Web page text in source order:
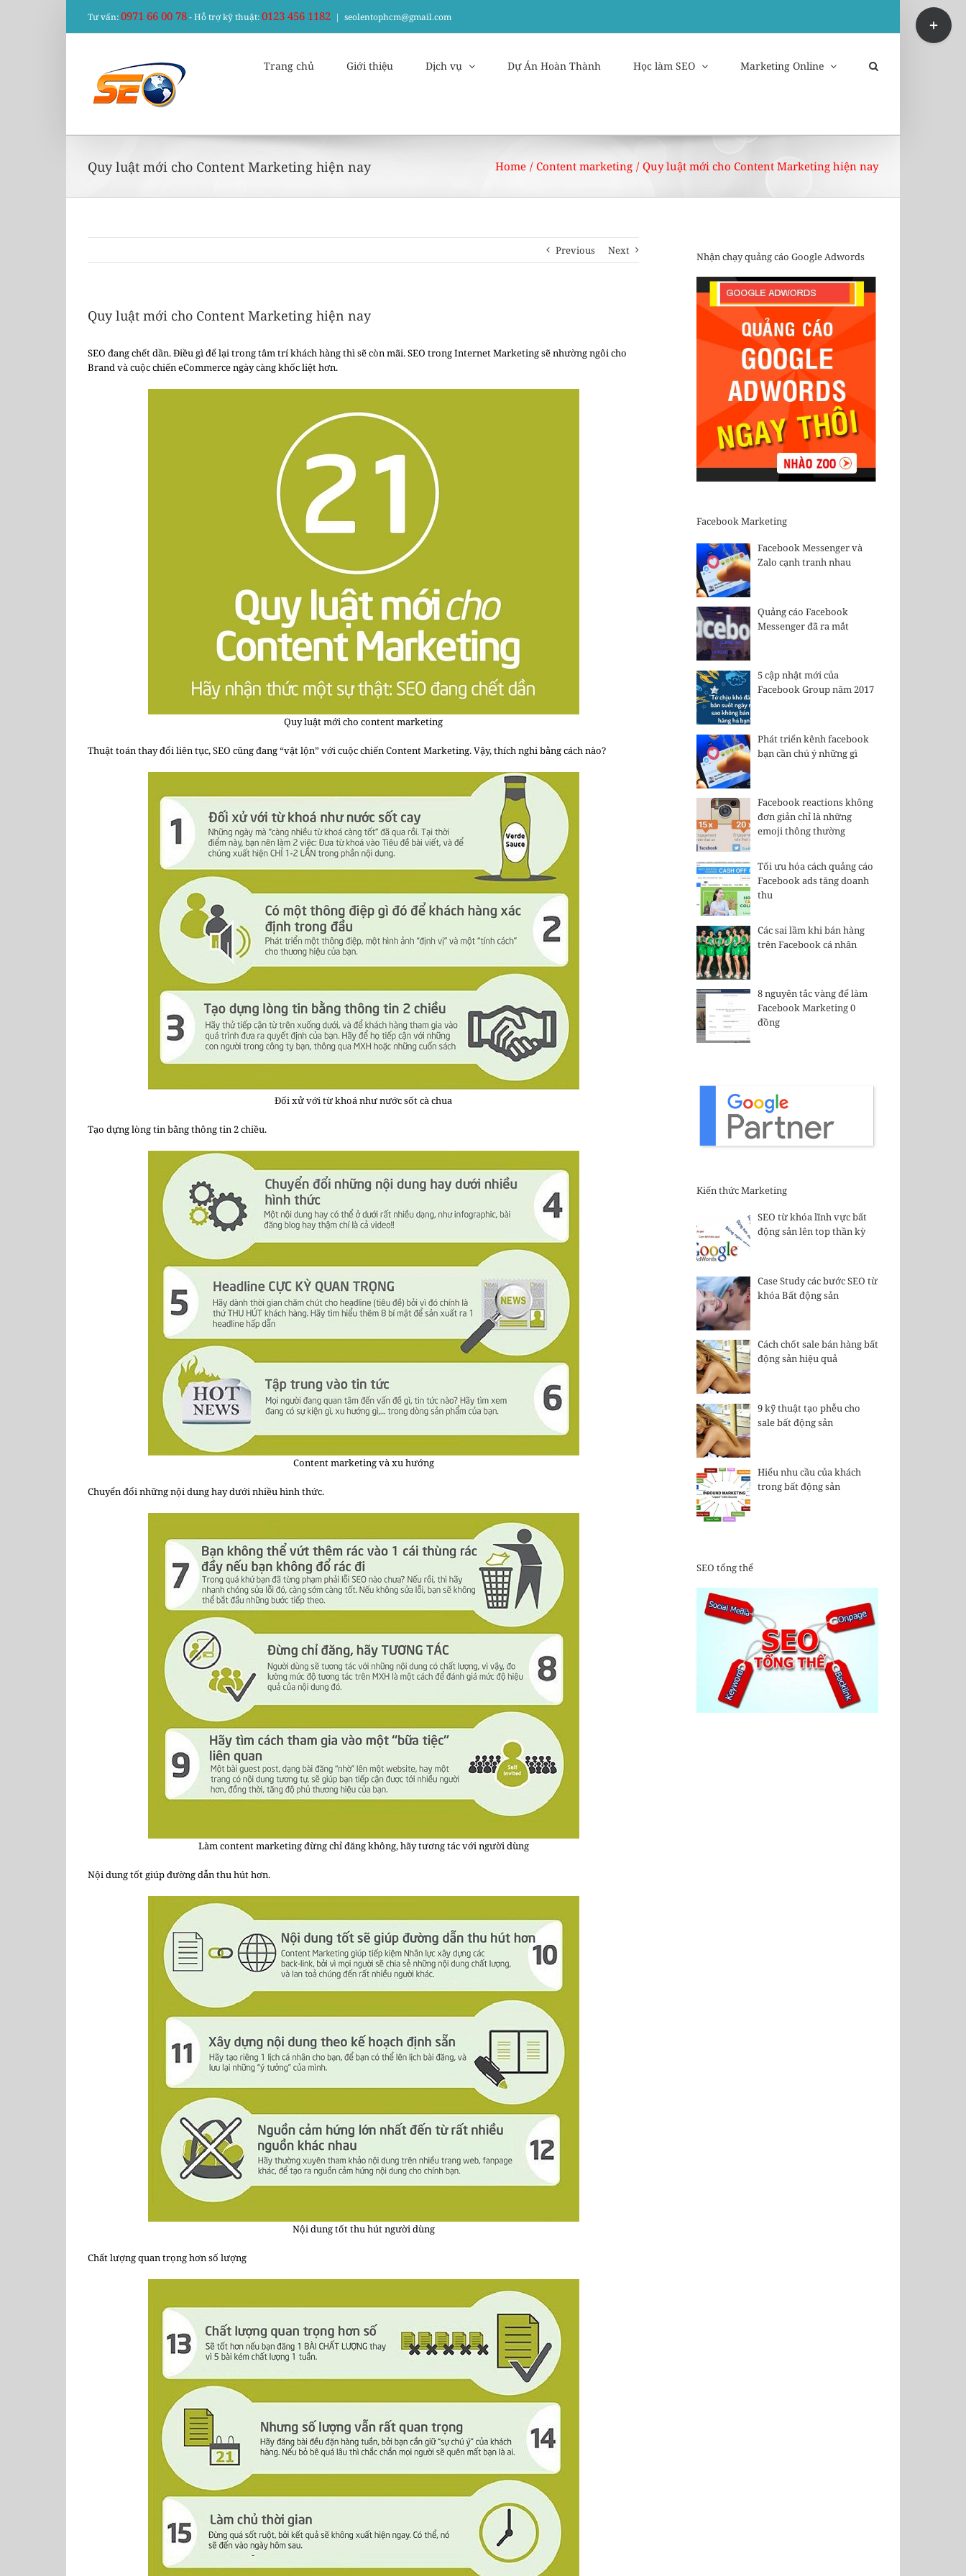
Tư vấn:0971 66 00 78- Hỗ trợ kỹ thuật:0123 456 1182 | seolentophcm@gmail.com
Trang chủ Giới thiệu Dịch vụ Dự Án Hoàn Thành Học làm SEO Marketing Online
Quy luật mới cho Content Marketing hiện nay Home / Content marketing / Quy luật mới cho Content Marketing hiện nay
Previous Next
Quy luật mới cho Content Marketing hiện nay
SEO đang chết dần. Điều gì để lại trong tâm trí khách hàng thì sẽ còn mãi. SEO trong Internet Marketing sẽ nhường ngôi cho
Brand và cuộc chiến eCommerce ngày càng khốc liệt hơn.
Quy luật mới cho content marketing
Thuật toán thay đổi liên tục, SEO cũng đang “vật lộn” với cuộc chiến Content Marketing. Vậy, thích nghi bằng cách nào?
Đối xử với từ khoá như nước sốt cà chua
Tạo dựng lòng tin bằng thông tin 2 chiều.
Content marketing và xu hướng
Chuyển đổi những nội dung hay dưới nhiều hình thức.
Làm content marketing đừng chỉ đăng không, hãy tương tác với người dùng
Nội dung tốt giúp đường dẫn thu hút hơn.
Nội dung tốt thu hút người dùng
Chất lượng quan trọng hơn số lượng
Nhận chạy quảng cáo Google Adwords
Facebook Marketing
Facebook Messenger và
Zalo cạnh tranh nhau
Quảng cáo Facebook
Messenger đã ra mắt
5 cập nhật mới của
Facebook Group năm 2017
Phát triển kênh facebook
bạn cần chú ý những gì
Facebook reactions không
đơn giản chỉ là những
emoji thông thường
Tối ưu hóa cách quảng cáo
Facebook ads tăng doanh
thu
Các sai lầm khi bán hàng
trên Facebook cá nhân
8 nguyên tắc vàng để làm
Facebook Marketing 0
đồng
Kiến thức Marketing
SEO từ khóa lĩnh vực bất
động sản lên top thần kỳ
Case Study các bước SEO từ
khóa Bất động sản
Cách chốt sale bán hàng bất
động sản hiệu quả
9 kỹ thuật tạo phễu cho
sale bất động sản
Hiểu nhu cầu của khách
trong bất động sản
SEO tổng thể
Toggle
Sliding
Bar